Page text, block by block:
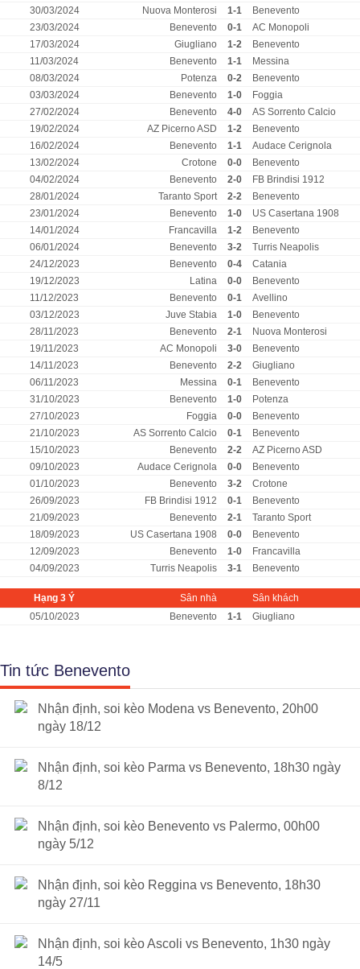
30/03/2024
Nuova Monterosi 1-1
Benevento
23/03/2024
Benevento 0-1
AC Monopoli
17/03/2024
Giugliano 1-2
Benevento
11/03/2024
Benevento 1-1
Messina
08/03/2024
Potenza 0-2
Benevento
03/03/2024
Benevento 1-0
Foggia
27/02/2024
Benevento 4-0
AS Sorrento Calcio
19/02/2024
AZ Picerno ASD 1-2
Benevento
16/02/2024
Benevento 1-1
Audace Cerignola
13/02/2024
Crotone 0-0
Benevento
04/02/2024
Benevento 2-0
FB Brindisi 1912
28/01/2024
Taranto Sport 2-2
Benevento
23/01/2024
Benevento 1-0
US Casertana 1908
14/01/2024
Francavilla 1-2
Benevento
06/01/2024
Benevento 3-2
Turris Neapolis
24/12/2023
Benevento 0-4
Catania
19/12/2023
Latina 0-0
Benevento
11/12/2023
Benevento 0-1
Avellino
03/12/2023
Juve Stabia 1-0
Benevento
28/11/2023
Benevento 2-1
Nuova Monterosi
19/11/2023
AC Monopoli 3-0
Benevento
14/11/2023
Benevento 2-2
Giugliano
06/11/2023
Messina 0-1
Benevento
31/10/2023
Benevento 1-0
Potenza
27/10/2023
Foggia 0-0
Benevento
21/10/2023
AS Sorrento Calcio 0-1
Benevento
15/10/2023
Benevento 2-2
AZ Picerno ASD
09/10/2023
Audace Cerignola 0-0
Benevento
01/10/2023
Benevento 3-2
Crotone
26/09/2023
FB Brindisi 1912 0-1
Benevento
21/09/2023
Benevento 2-1
Taranto Sport
18/09/2023
US Casertana 1908 0-0
Benevento
12/09/2023
Benevento 1-0
Francavilla
04/09/2023
Turris Neapolis 3-1 Benevento
Hạng 3 Ý Sân nhà
Sân khách
05/10/2023
Benevento 1-1 Giugliano
Tin tức Benevento
Nhận định, soi kèo Modena vs Benevento, 20h00
ngày 18/12
Nhận định, soi kèo Parma vs Benevento, 18h30 ngày
8/12
Nhận định, soi kèo Benevento vs Palermo, 00h00
ngày 5/12
Nhận định, soi kèo Reggina vs Benevento, 18h30
ngày 27/11
Nhận định, soi kèo Ascoli vs Benevento, 1h30 ngày
14/5